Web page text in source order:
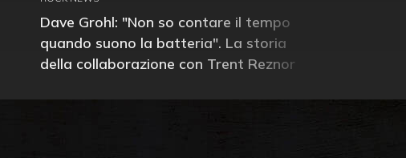
Dave Grohl: "Non so contare il tempo
quando suono la batteria". La storia
della collaborazione con Trent Reznor